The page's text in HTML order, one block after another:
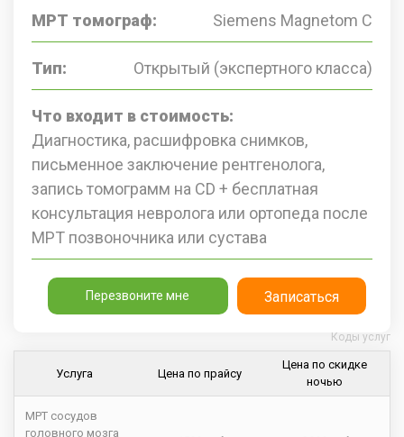
МРТ томограф: Siemens Magnetom C
Тип: Открытый (экспертного класса)
Что входит в стоимость:
Диагностика, расшифровка снимков,
письменное заключение рентгенолога,
запись томограмм на CD + бесплатная
консультация невролога или ортопеда после
МРТ позвоночника или сустава
Перезвоните мне Записаться
Услуга Цена по прайсу
Цена по скидке
ночью
МРТ сосудов
головного мозга
Коды услуг